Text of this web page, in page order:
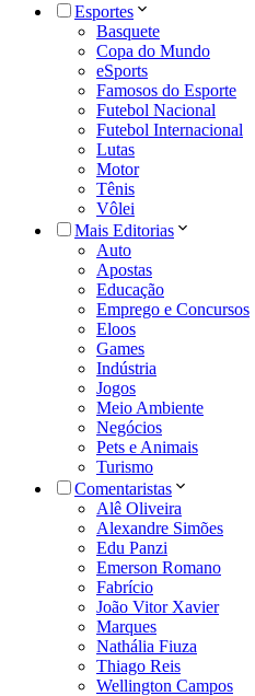
Esportes
Basquete
Copa do Mundo
eSports
Famosos do Esporte
Futebol Nacional
Futebol Internacional
Lutas
Motor
Tênis
Vôlei
Mais Editorias
Auto
Apostas
Educação
Emprego e Concursos
Eloos
Games
Indústria
Jogos
Meio Ambiente
Negócios
Pets e Animais
Turismo
Comentaristas
Alê Oliveira
Alexandre Simões
Edu Panzi
Emerson Romano
Fabrício
João Vitor Xavier
Marques
Nathália Fiuza
Thiago Reis
Wellington Campos